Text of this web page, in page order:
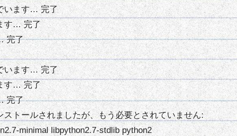
います… 完了
す… 完了
完了
います… 完了
す… 完了
完了
トールされましたが、もう必要とされていません:
minimal libpython2.7-stdlib python2